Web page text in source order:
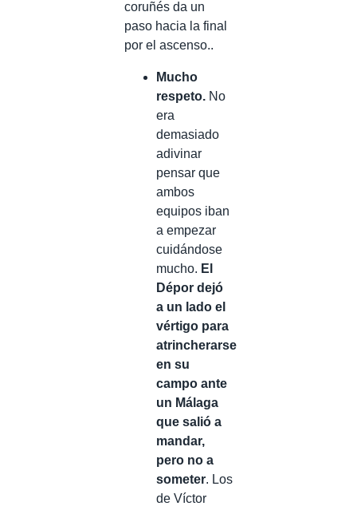
coruñés da un
paso hacia la final
por el ascenso..
Mucho
respeto. No
era
demasiado
adivinar
pensar que
ambos
equipos iban
a empezar
cuidándose
mucho. El
Dépor dejó
a un lado el
vértigo para
atrincherarse
en su
campo ante
un Málaga
que salió a
mandar,
pero no a
someter. Los
de Víctor